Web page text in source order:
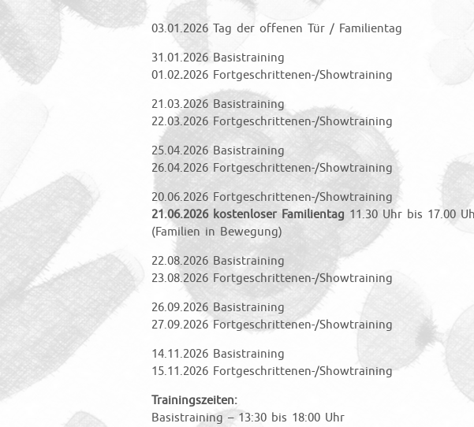
03.01.2026 Tag der offenen Tür / Familientag
31.01.2026 Basistraining
01.02.2026 Fortgeschrittenen-/Showtraining
21.03.2026 Basistraining
22.03.2026 Fortgeschrittenen-/Showtraining
25.04.2026 Basistraining
26.04.2026 Fortgeschrittenen-/Showtraining
20.06.2026 Fortgeschrittenen-/Showtraining
21.06.2026 kostenloser Familientag 11.30 Uhr bis 17.00
(Familien in Bewegung)
22.08.2026 Basistraining
23.08.2026 Fortgeschrittenen-/Showtraining
26.09.2026 Basistraining
27.09.2026 Fortgeschrittenen-/Showtraining
14.11.2026 Basistraining
15.11.2026 Fortgeschrittenen-/Showtraining
Trainingszeiten:
Basistraining – 13:30 bis 18:00 Uhr